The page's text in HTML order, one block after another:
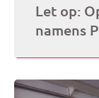
Let op:
namens